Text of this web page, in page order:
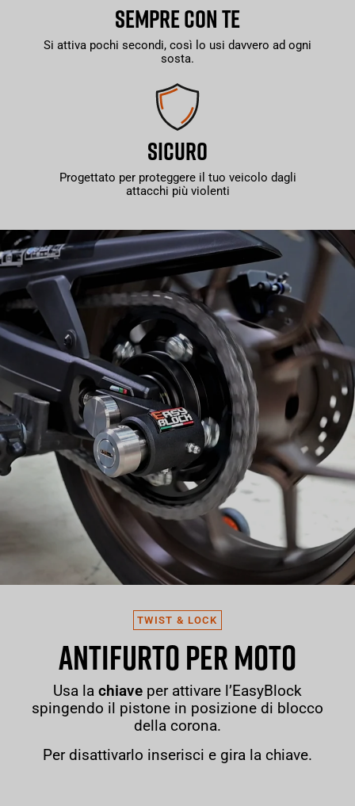
SEMPRE CON TE
Si attiva pochi secondi, così lo usi davvero ad ogni
sosta.
SICURO
Progettato per proteggere il tuo veicolo dagli
attacchi più violenti
TWIST & LOCK
ANTIFURTO PER MOTO
Usa la chiave per attivare l’EasyBlock
spingendo il pistone in posizione di blocco
della corona.
Per disattivarlo inserisci e gira la chiave.